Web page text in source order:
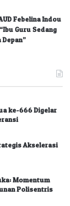
Febelina Indou
Guru Sedang
ke-666 Digelar
Akselerasi
Momentum
Polisentris